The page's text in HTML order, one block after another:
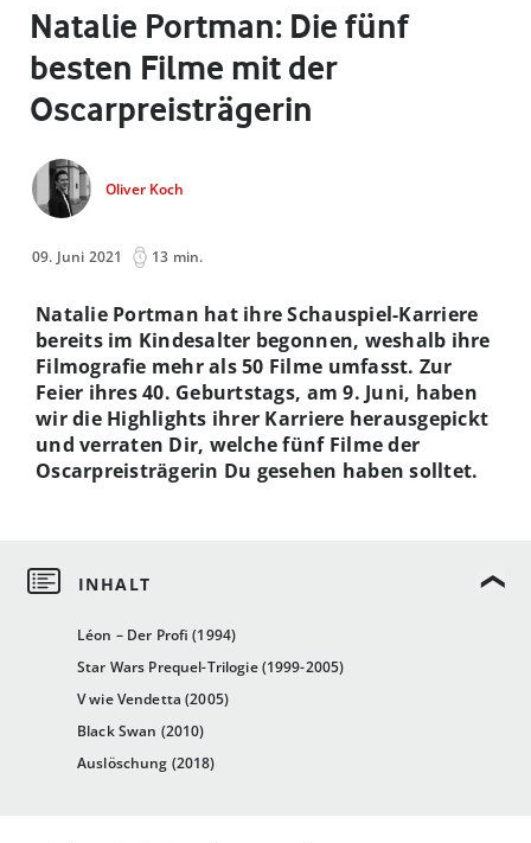
Natalie Portman: Die fünf
besten Filme mit der
Oscarpreisträgerin
Oliver Koch
09. Juni 2021 13 min.
Léon – Der Profi (1994)
Star Wars Prequel-Trilogie (1999-2005)
V wie Vendetta (2005)
Black Swan (2010)
Auslöschung (2018)
Natalie Portman hat ihre Schauspiel-Karriere
bereits im Kindesalter begonnen, weshalb ihre
Filmografie mehr als 50 Filme umfasst. Zur
Feier ihres 40. Geburtstags, am 9. Juni, haben
wir die Highlights ihrer Karriere herausgepickt
und verraten Dir, welche fünf Filme der
Oscarpreisträgerin Du gesehen haben solltet.